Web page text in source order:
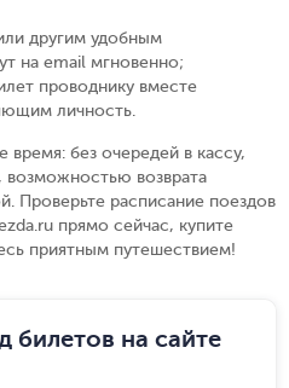
другим удобным
на email мгновенно;
проводнику вместе
личность.
без очередей в кассу,
возможностью возврата
Проверьте расписание поездов
прямо сейчас, купите
приятным путешествием!
на сайте